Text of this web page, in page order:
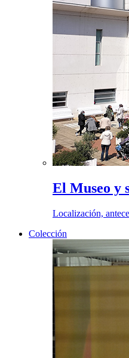
El Museo y
Localización,
Colección